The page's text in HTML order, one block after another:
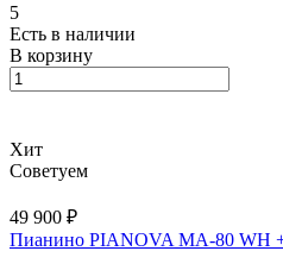
5
Есть в наличии
В корзину
Хит
Советуем
49 900 ₽
Пианино PIANOVA MA-80 WH